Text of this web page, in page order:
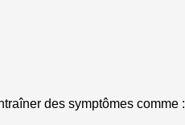
des symptômes comme :